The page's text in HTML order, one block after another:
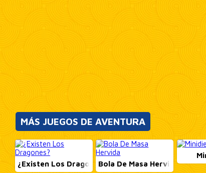
MÁS JUEGOS DE AVENTURA
¿Existen Los Dragones?Bola De Masa Hervida